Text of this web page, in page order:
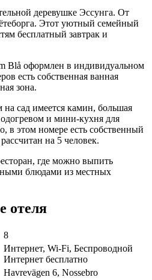
деревушке Эссунга. От
Этот уютный семейный
бесплатный завтрак и
Blå оформлен в индивидуальном
есть собственная ванная
зона.
сад имеется камин, большая
и мини-кухня для
в этом номере есть собственный
на 5 человек.
где можно выпить
блюдами из местных
отеля
8
Интернет, Wi-Fi, Беспроводной
Интернет бесплатно
Havrevägen 6, Nossebro